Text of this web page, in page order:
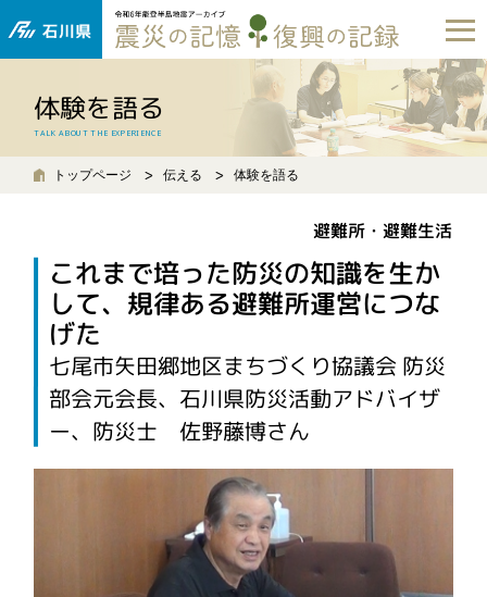
体験を語る
TALK ABOUT THE EXPERIENCE
トップページ 伝える 体験を語る
避難所・避難生活
これまで培った防災の知識を生か
して、規律ある避難所運営につな
げた
七尾市矢田郷地区まちづくり協議会 防災
部会元会長、石川県防災活動アドバイザ
ー、防災士 佐野藤博さん